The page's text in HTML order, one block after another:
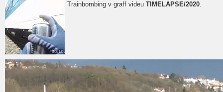
Trainbombing v graff videu TIMELAPSE/2020.